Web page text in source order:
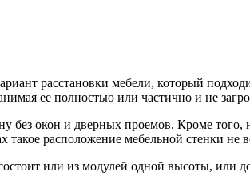
расстановки мебели, который
ее полностью или частично и не
без окон и дверных проемов. Кроме
расположение мебельной стенки не
или из модулей одной высоты,